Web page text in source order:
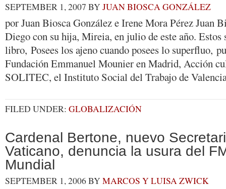
SEPTEMBER 1, 2007 BYJUAN BIOSCA GONZÁLEZ
por Juan Biosca González e Irene Mora Pérez Juan
Diego con su hija, Mireia, en julio de este año. Estos
libro, Posees los ajeno cuando posees lo superfluo,
Fundación Emmanuel Mounier en Madrid, Acción
SOLITEC, el Instituto Social del Trabajo de
FILED UNDER: GLOBALIZACIÓN
Cardenal Bertone, nuevo
Vaticano, denuncia la usura del
Mundial
SEPTEMBER 1, 2006BYMARCOS Y LUISA ZWICK